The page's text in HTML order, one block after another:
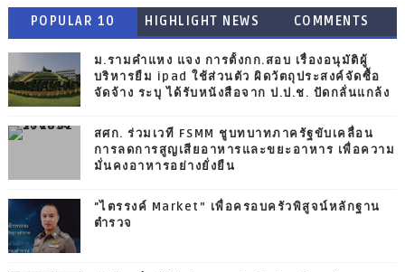
POPULAR 10 HIGHLIGHT NEWS COMMENTS
ม.รามคำแหง แจง การตั้งกก.สอบ เรื่องอนุมัติผู้
บริหารยืม ipad ใช้ส่วนตัว ผิดวัตถุประสงค์จัดซื้อ
จัดจ้าง ระบุ ได้รับหนังสือจาก ป.ป.ช. ปัดกลั่นแกล้ง
สศก. ร่วมเวที FSMM ชูบทบาทภาครัฐขับเคลื่อน
การลดการสูญเสียอาหารและขยะอาหาร เพื่อความ
มั่นคงอาหารอย่างยั่งยืน
"ไตรรงค์ Market” เพื่อครอบครัวพิสูจน์หลักฐาน
ตำรวจ